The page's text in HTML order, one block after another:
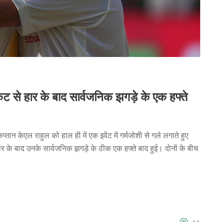
से हार के बाद सार्वजनिक झगड़े के एक हफ्ते
केएल राहुल को हाल ही में एक इवेंट में गर्मजोशी से गले लगाते हुए
के बाद उनके सार्वजनिक झगड़े के ठीक एक हफ्ते बाद हुई। दोनों के बीच